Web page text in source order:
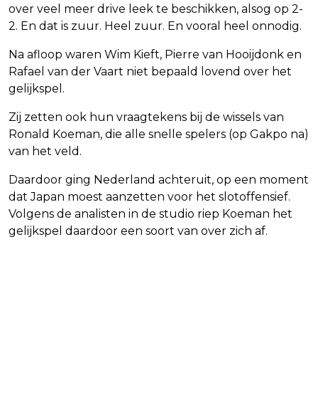
over veel meer drive leek te beschikken, alsog op 2-
2. En dat is zuur. Heel zuur. En vooral heel onnodig.
Na afloop waren Wim Kieft, Pierre van Hooijdonk en
Rafael van der Vaart niet bepaald lovend over het
gelijkspel.
Zij zetten ook hun vraagtekens bij de wissels van
Ronald Koeman, die alle snelle spelers (op Gakpo na)
van het veld.
Daardoor ging Nederland achteruit, op een moment
dat Japan moest aanzetten voor het slotoffensief.
Volgens de analisten in de studio riep Koeman het
gelijkspel daardoor een soort van over zich af.